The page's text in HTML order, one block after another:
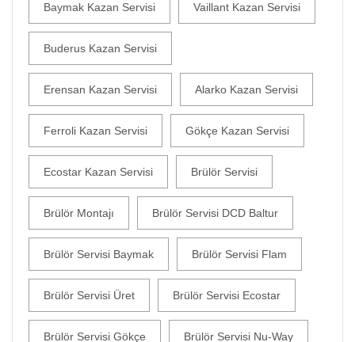
Baymak Kazan Servisi Vaillant Kazan Servisi
Buderus Kazan Servisi
Erensan Kazan Servisi Alarko Kazan Servisi
Ferroli Kazan Servisi Gökçe Kazan Servisi
Ecostar Kazan Servisi Brülör Servisi
Brülör Montajı Brülör Servisi DCD Baltur
Brülör Servisi Baymak Brülör Servisi Flam
Brülör Servisi Üret Brülör Servisi Ecostar
Brülör Servisi Gökçe Brülör Servisi Nu-Way